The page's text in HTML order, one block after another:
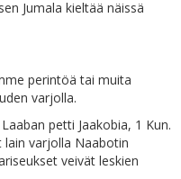
Jumala kieltää näissä
perintöä tai muita
varjolla.
petti Jaakobia, 1 Kun.
lain varjolla Naabotin
veivät leskien